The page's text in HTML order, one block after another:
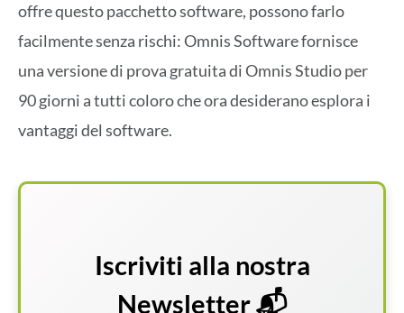
offre questo pacchetto software, possono farlo
facilmente senza rischi: Omnis Software fornisce
una versione di prova gratuita di Omnis Studio per
90 giorni a tutti coloro che ora desiderano esplora i
vantaggi del software.
Iscriviti alla nostra
Newsletter 📬